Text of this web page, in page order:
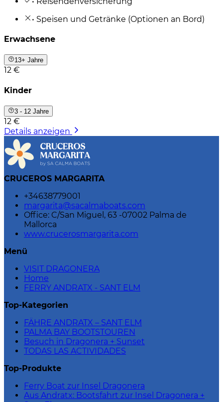
• Speisen und Getränke (Optionen an Bord)
Erwachsene
13+ Jahre
12 €
Kinder
3 - 12 Jahre
12 €
Details anzeigen
CRUCEROS MARGARITA
+34638779001
margarita@sacalmaboats.com
Office: C/San Miguel, 63 -07002 Palma de
Mallorca
www.crucerosmargarita.com
Menü
VISIT DRAGONERA
Home
FERRY ANDRATX - SANT ELM
Top-Kategorien
FÄHRE ANDRATX – SANT ELM
PALMA BAY BOOTSTOUREN
Besuch in Dragonera + Sunset
TODAS LAS ACTIVIDADES
Top-Produkte
Ferry Boat zur Insel Dragonera
Aus Andratx: Bootsfahrt zur Insel Dragonera +